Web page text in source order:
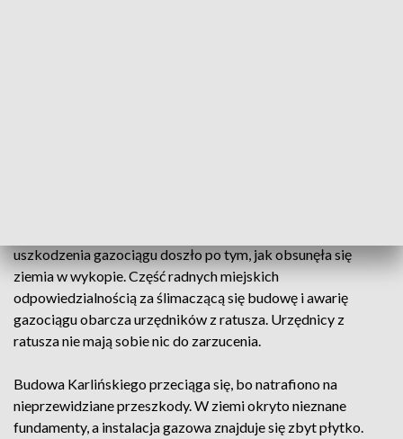
uszkodzenia gazociągu doszło po tym, jak obsunęła się
ziemia w wykopie. Część radnych miejskich
odpowiedzialnością za ślimaczącą się budowę i awarię
gazociągu obarcza urzędników z ratusza. Urzędnicy z
ratusza nie mają sobie nic do zarzucenia.
Budowa Karlińskiego przeciąga się, bo natrafiono na
nieprzewidziane przeszkody. W ziemi okryto nieznane
fundamenty, a instalacja gazowa znajduje się zbyt płytko.